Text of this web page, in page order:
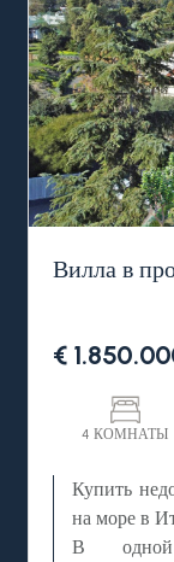
Вилла в
€
4 КОМНАТЫ
Купить
на море в
В одной